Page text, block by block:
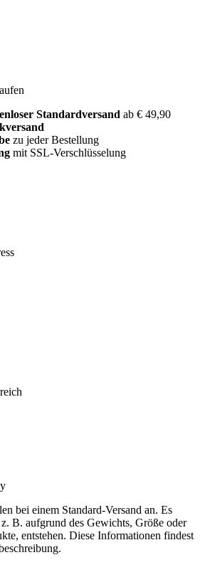
Standardversand ab € 49,90
zu jeder Bestellung
mit SSL-Verschlüsselung
bei einem Standard-Versand an. Es
B. aufgrund des Gewichts, Größe oder
entstehen. Diese Informationen findest